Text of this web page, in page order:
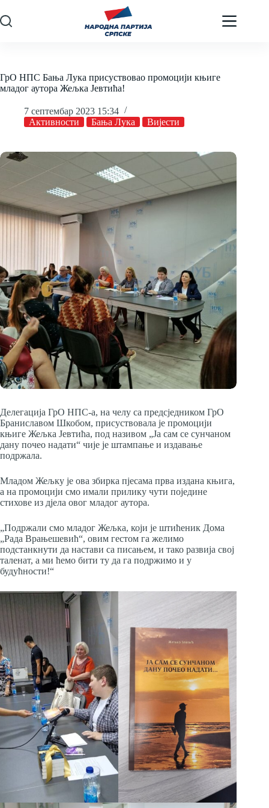
to
content
ГрО НПС Бања Лука присуствовао промоцији књиге
младог аутора Жељка Јевтића!
7 септембар 2023 15:34
Активности
Бања Лука Вијести
Делегација ГрО НПС-а, на челу са предсједником ГрO
Браниславом Шкобом, присуствовала је промоцији
књиге Жељка Јевтића, под називом „Ја сам се сунчаном
дану почео надати“ чије је штампање и издавање
подржала.
Младом Жељку је ова збирка пјесама прва издана књига,
а на промоцији смо имали прилику чути поједине
стихове из дјела овог младог аутора.
„Подржали смо младог Жељка, који је штићеник Дома
„Радa Врањешевић“, овим гестом га желимо
подстанкнути да настави са писањем, и тако развија свој
таленат, а ми ћемо бити ту да га подржимо и у
будућности!“